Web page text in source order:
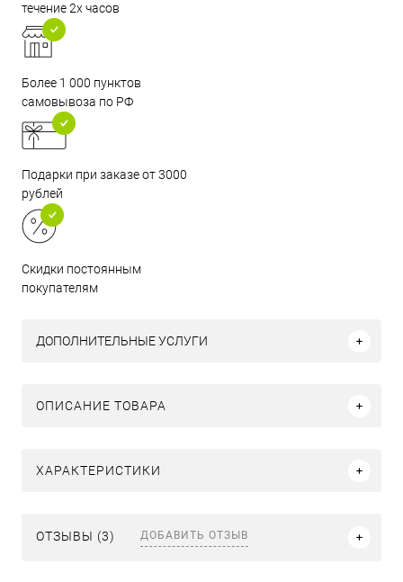
течение 2х часов
Более 1 000 пунктов
самовывоза по РФ
Подарки при заказе от 3000
рублей
Скидки постоянным
покупателям
ДОПОЛНИТЕЛЬНЫЕ УСЛУГИ
ОПИСАНИЕ ТОВАРА
ХАРАКТЕРИСТИКИ
ОТЗЫВЫ (3) ДОБАВИТЬ ОТЗЫВ